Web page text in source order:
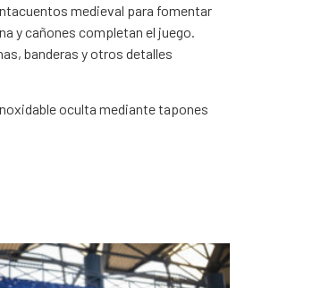
medieval para fomentar
y cañones completan el juego.
banderas y otros detalles
oculta mediante tapones